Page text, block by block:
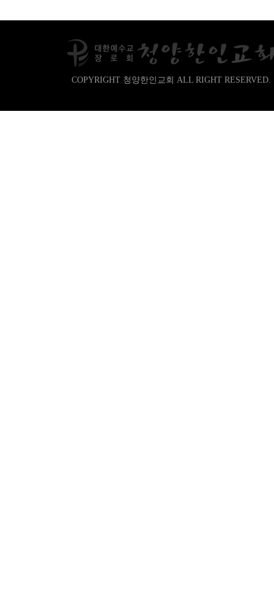
COPYRIGHT 청양한인교회 ALL RIGHT RESERVED.